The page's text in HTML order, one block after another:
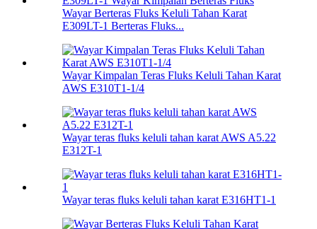
Wayar Berteras Fluks Keluli Tahan Karat
E309LT-1 Berteras Fluks...
Wayar Kimpalan Teras Fluks Keluli Tahan Karat
AWS E310T1-1/4
Wayar teras fluks keluli tahan karat AWS A5.22
E312T-1
Wayar teras fluks keluli tahan karat E316HT1-1